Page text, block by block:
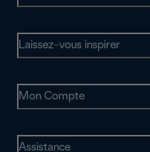
Laissez-vous inspirer
Mon Compte
Assistance